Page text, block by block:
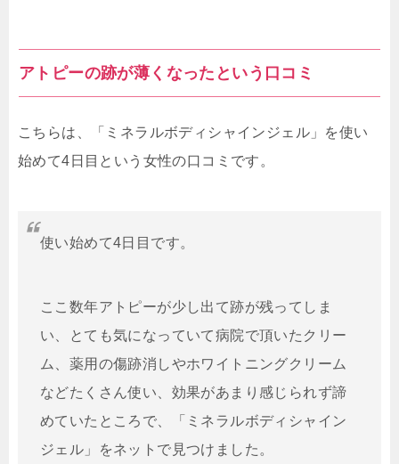
アトピーの跡が薄くなったという口コミ
こちらは、「ミネラルボディシャインジェル」を使い
始めて4日目という女性の口コミです。
使い始めて4日目です。
ここ数年アトピーが少し出て跡が残ってしま
い、とても気になっていて病院で頂いたクリー
ム、薬用の傷跡消しやホワイトニングクリーム
などたくさん使い、効果があまり感じられず諦
めていたところで、「ミネラルボディシャイン
ジェル」をネットで見つけました。